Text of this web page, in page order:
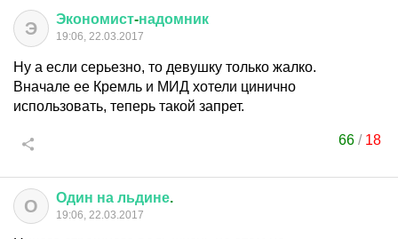
Э Экономист-надомник
19:06, 22.03.2017
Ну а если серьезно, то девушку только жалко.
Вначале ее Кремль и МИД хотели цинично
использовать, теперь такой запрет.
66/ 18
О Один на льдине.
19:06, 22.03.2017